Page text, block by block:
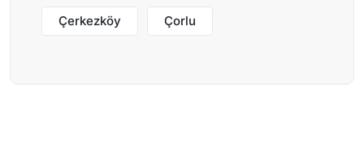
Çerkezköy Çorlu